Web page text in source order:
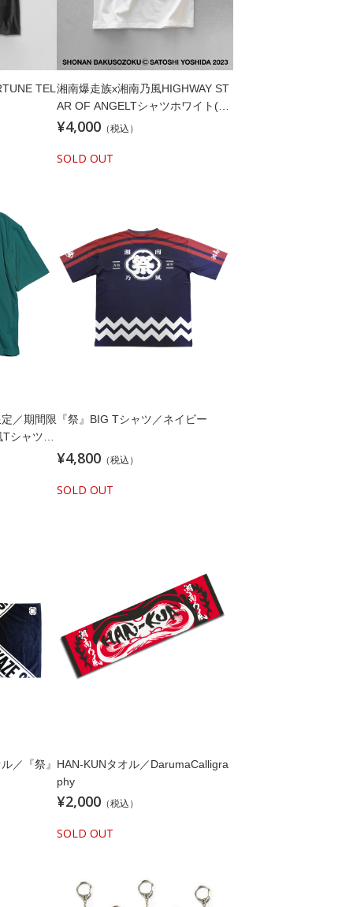
TEL湘南爆走族x湘南乃風HIGHWAY ST
AR OF ANGELTシャツホワイト(ス
テッカー付)
¥4,000 （税込）
SOLD OUT
／期間限
シャツ／
『祭』BIG Tシャツ／ネイビー
¥4,800 （税込）
SOLD OUT
／『祭』 HAN-KUNタオル／DarumaCalligra
phy
¥2,000 （税込）
SOLD OUT